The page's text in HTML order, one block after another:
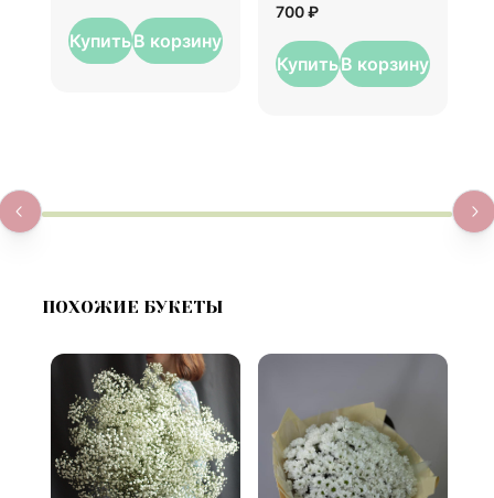
КупитьВ корзину
700 ₽
КупитьВ корзину
ПОХОЖИЕ БУКЕТЫ